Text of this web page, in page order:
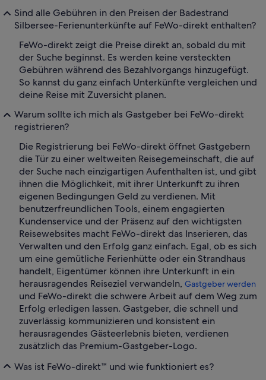
Sind alle Gebühren in den Preisen der Badestrand
Silbersee-Ferienunterkünfte auf FeWo-direkt enthalten?
FeWo-direkt zeigt die Preise direkt an, sobald du mit
der Suche beginnst. Es werden keine versteckten
Gebühren während des Bezahlvorgangs hinzugefügt.
So kannst du ganz einfach Unterkünfte vergleichen und
deine Reise mit Zuversicht planen.
Warum sollte ich mich als Gastgeber bei FeWo-direkt
registrieren?
Die Registrierung bei FeWo-direkt öffnet Gastgebern
die Tür zu einer weltweiten Reisegemeinschaft, die auf
der Suche nach einzigartigen Aufenthalten ist, und gibt
ihnen die Möglichkeit, mit ihrer Unterkunft zu ihren
eigenen Bedingungen Geld zu verdienen. Mit
benutzerfreundlichen Tools, einem engagierten
Kundenservice und der Präsenz auf den wichtigsten
Reisewebsites macht FeWo-direkt das Inserieren, das
Verwalten und den Erfolg ganz einfach. Egal, ob es sich
um eine gemütliche Ferienhütte oder ein Strandhaus
handelt, Eigentümer können ihre Unterkunft in ein
herausragendes Reiseziel verwandeln, Gastgeber werden
und FeWo-direkt die schwere Arbeit auf dem Weg zum
Erfolg erledigen lassen. Gastgeber, die schnell und
zuverlässig kommunizieren und konsistent ein
herausragendes Gästeerlebnis bieten, verdienen
zusätzlich das Premium-Gastgeber-Logo.
Was ist FeWo-direkt™ und wie funktioniert es?